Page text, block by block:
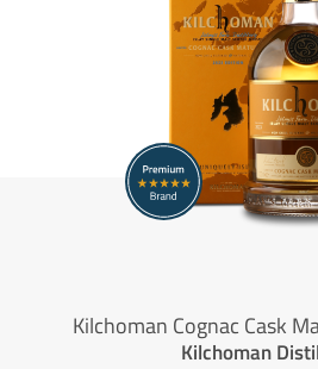
Kilchoman Cognac Cask
Kilchoman